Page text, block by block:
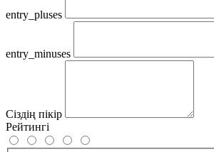
entry_pluses
entry_minuses
Сіздің пікір
Рейтингі